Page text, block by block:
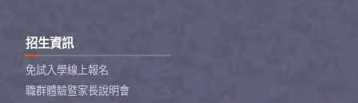
招生資訊
免試入學線上報名
職群體驗暨家長說明會